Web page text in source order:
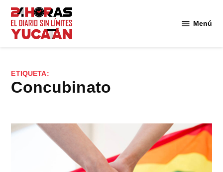
Saltar
contenido
Menú
ETIQUETA:
concubinato